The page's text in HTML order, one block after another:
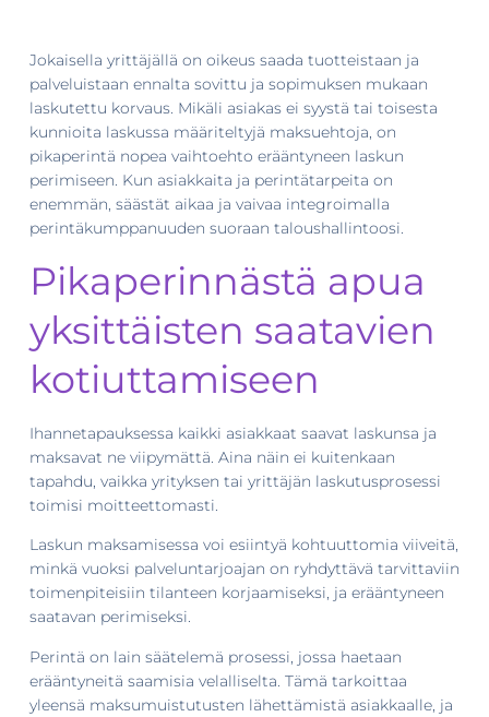
Jokaisella yrittäjällä on oikeus saada tuotteistaan ja
palveluistaan ennalta sovittu ja sopimuksen mukaan
laskutettu korvaus. Mikäli asiakas ei syystä tai toisesta
kunnioita laskussa määriteltyjä maksuehtoja, on
pikaperintä nopea vaihtoehto erääntyneen laskun
perimiseen. Kun asiakkaita ja perintätarpeita on
enemmän, säästät aikaa ja vaivaa integroimalla
perintäkumppanuuden suoraan taloushallintoosi.
Pikaperinnästä apua
yksittäisten saatavien
kotiuttamiseen
Ihannetapauksessa kaikki asiakkaat saavat laskunsa ja
maksavat ne viipymättä. Aina näin ei kuitenkaan
tapahdu, vaikka yrityksen tai yrittäjän laskutusprosessi
toimisi moitteettomasti.
Laskun maksamisessa voi esiintyä kohtuuttomia viiveitä,
minkä vuoksi palveluntarjoajan on ryhdyttävä tarvittaviin
toimenpiteisiin tilanteen korjaamiseksi, ja erääntyneen
saatavan perimiseksi.
Perintä on lain säätelemä prosessi, jossa haetaan
erääntyneitä saamisia velalliselta. Tämä tarkoittaa
yleensä maksumuistutusten lähettämistä asiakkaalle, ja